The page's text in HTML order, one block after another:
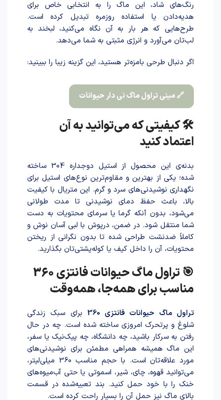
رنگ‌های شاد، این ماگ را به انتخابی خاص برای
هدیه‌دادن یا استفاده روزمره تبدیل کرده است.
طرح‌هایی که هر بار به آن نگاه می‌کنید، لبخند به
لب‌تان می‌آورد و انرژی مثبتی به شما می‌دهد.
اگر دنبال طرحی بامزه‌تر هستید، این گزینه زیبا را ببینید:
🔗 مینی تراول ماگ نی دار حیوانات
🛠️ کیفیتی که می‌توانید به آن
اعتماد کنید
بدنه‌ی این محصول از استیل دوجداره 304 سا‌خته
شد‌ه؛ یکی از بهترین و مقاوم‌ترین نوع‌های استیل برای
نگهداری نوشیدنی‌های سرد و گرم. این متریال با کیفیت
بالا، باعث حفظ دمای نوشیدنی تا مدت طولانی
می‌شود، بدون آنکه گرما یا سرمای محتویات به دست
شما منتقل شود. در ضمن، درپوش با لبی آسان نوش و
کاملاً ضدنشت طراحی شده تا بدون نگرانی از ریختن
محتویات، آن را داخل کیف یا کوله‌پشتی‌تان بگذارید.
🎯 تراول ماگ حیوانات فانتزی 360
مناسب برای همه‌جا، همه‌وقت
تراول ماگ حیوانات فانتزی 360
برای سبک زندگی
شلوغ و پرتحرک امروزی سا‌خته شد‌ه است. چه در حال
رفتن به سرکار باشید، چه دانشگاه، چه پیک‌نیک یا سفر،
این ماگ همیشه همراهی مطمئن برای نوشیدنی‌های
مورد علاقه‌تان است. با حجم مناسب 360 میلی‌لیتر،
می‌توانید قهوه، چای، شیر، اسموتی یا حتی آب‌میوه‌های
خنک را با خود حمل کنید. بند تعبیه‌شده در قسمت
بالای ماگ نیز حمل آن را بسیار راحت کرده است.